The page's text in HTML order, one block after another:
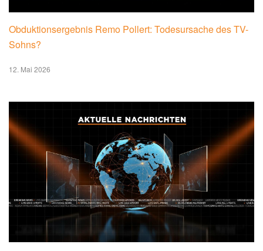
Obduktionsergebnis Remo Pollert: Todesursache des TV-
Sohns?
12. Mai 2026